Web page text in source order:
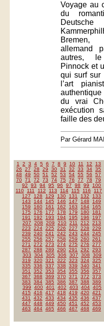
Voyage au
du
Deutsche
Bremen,
allemand
autres,
Pinnock et
qui surf sur
l’art
du vrai
exécution
faille des
Par Gérard
1 2 3 4 5 6 7 8 9 10 11 12
13
26
27 28 29 30 31 32 33 34 35
48
49 50 51 52 53 54 55 56
57
70 71 72 73 74 75 76 77 78
79
92
93 94 95 96 97 98 99
100
110
111 112 113 114 115 116
117
127
128 129 130 131 132
133
143
144 145 146 147 148
149
159
160 161 162 163 164
165
175
176 177 178 179 180
181
191
192 193 194 195 196
197
207
208 209 210 211 212
213
223
224 225 226 227 228
229
239
240 241 242 243 244 245
255
256 257 258 259 260 261
271
272 273 274 275 276
277
287
288 289 290 291 292
293
303
304 305 306 307 308
309
319
320 321 322 323 324 325
335
336 337 338 339 340 341
351
352 353 354 355 356
357
367
368 369 370 371 372
373
383
384 385 386 387 388
389
399
400 401 402 403 404 405
415
416 417 418 419 420 421
431
432 433 434 435 436
437
447
448 449 450 451 452
453
463
464 465 466 467 468 469